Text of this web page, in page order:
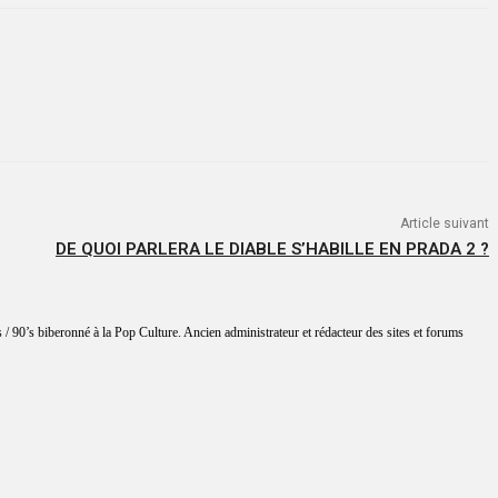
Article suivant
DE QUOI PARLERA LE DIABLE S’HABILLE EN PRADA 2 ?
biberonné à la Pop Culture. Ancien administrateur et rédacteur des sites et forums